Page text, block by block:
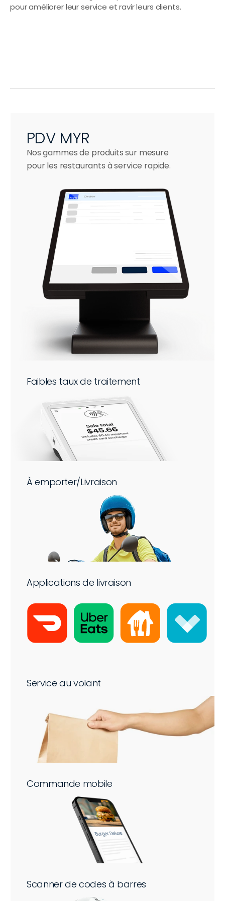
Bars à sushi
Wraps et bols
pour améliorer leur service et ravir leurs clients.
PDV MYR
Nos gammes de produits sur mesure
pour les restaurants à service rapide.
Faibles taux de traitement
À emporter/Livraison
Applications de livraison
Service au volant
Commande mobile
Scanner de codes à barres